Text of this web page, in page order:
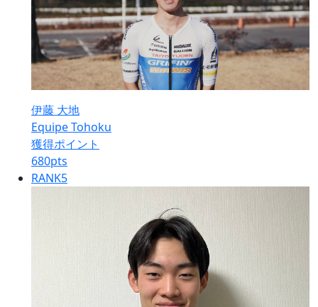
伊藤 大地
Equipe Tohoku
獲得ポイント
680pts
RANK5